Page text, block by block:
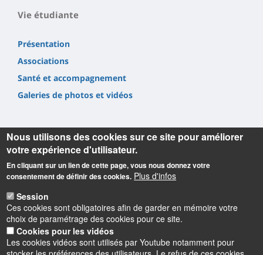
Vie étudiante
Présentation
Associations
Santé et accompagnement
Galeries de photos et vidéos
Informations
Université d'Orléans
Faculté Droit, Économie, Gestion
Rue de Blois BP 26739
45067 Orléans cedex 2
Accueil : 02 38 41 70 31
Nous utilisons des cookies sur ce site pour améliorer
votre expérience d'utilisateur.
En cliquant sur un lien de cette page, vous nous donnez votre
consentement de définir des cookies. Plus d'infos
Session
Ces cookies sont obligatoires afin de garder en mémoire votre
choix de paramétrage des cookies pour ce site.
Cookies pour les vidéos
Les cookies vidéos sont utilisés par Youtube notamment pour